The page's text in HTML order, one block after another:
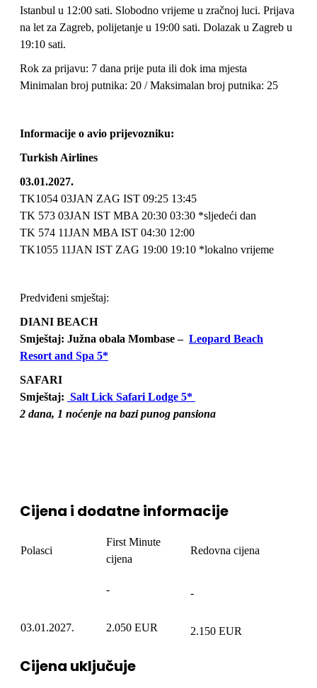
Istanbul u 12:00 sati. Slobodno vrijeme u zračnoj luci. Prijava
na let za Zagreb, polijetanje u 19:00 sati. Dolazak u Zagreb u
19:10 sati.
Rok za prijavu: 7 dana prije puta ili dok ima mjesta
Minimalan broj putnika: 20 / Maksimalan broj putnika: 25
Informacije o avio prijevozniku:
Turkish Airlines
03.01.2027.
TK1054 03JAN ZAG IST 09:25 13:45
TK 573 03JAN IST MBA 20:30 03:30 *sljedeći dan
TK 574 11JAN MBA IST 04:30 12:00
TK1055 11JAN IST ZAG 19:00 19:10 *lokalno vrijeme
Predviđeni smještaj:
DIANI BEACH
Smještaj: Južna obala Mombase – Leopard Beach
Resort and Spa 5*
SAFARI
Smještaj: Salt Lick Safari Lodge 5*
2 dana, 1 noćenje na bazi punog pansiona
Cijena i dodatne informacije
Polasci
First Minute
cijena
Redovna cijena
- -
03.01.2027. 2.050 EUR 2.150 EUR
Cijena uključuje